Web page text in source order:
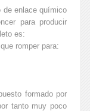
de enlace químico
para producir
es:
romper para:
formado por
tanto muy poco